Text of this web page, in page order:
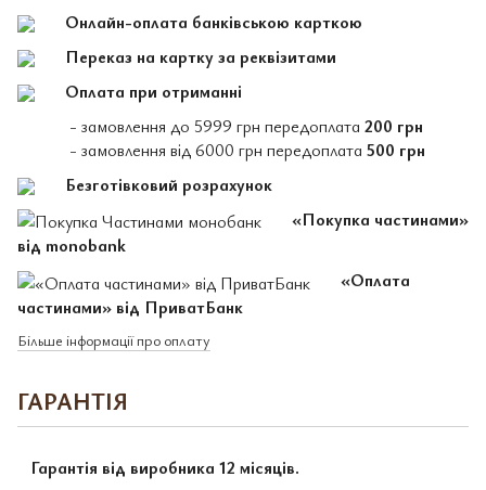
Онлайн-оплата банківською карткою
Переказ на картку за реквізитами
Оплата при отриманні
- замовлення до 5999 грн передоплата 200 грн
- замовлення від 6000 грн передоплата 500 грн
Безготівковий розрахунок
«Покупка частинами»
від monobank
«Оплата
частинами» від ПриватБанк
Більше інформації про оплату
ГАРАНТІЯ
Гарантія від виробника 12 місяців.